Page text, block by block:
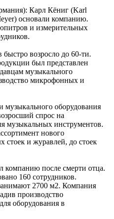
Карл Кёниг (Karl
основали компанию.
и измерительных
быстро возросло до 60-ти.
был представлен
музыкального
микрофонных и
музыкального оборудования
спрос на
музыкальных инструментов.
нового
стоек и журавлей, до стоек
компанию после смерти отца.
160 сотрудников.
2700 м2. Компания
производство
оборудования в